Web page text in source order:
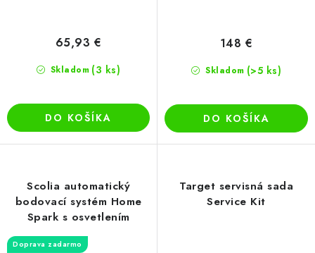
Skladom (3 ks)
65,93 €
DO KOŠÍKA
Skladom (>5 ks)
148 €
DO KOŠÍKA
Scolia automatický
bodovací systém Home
Spark s osvetlením
Doprava zadarmo
Target servisná sada
Service Kit